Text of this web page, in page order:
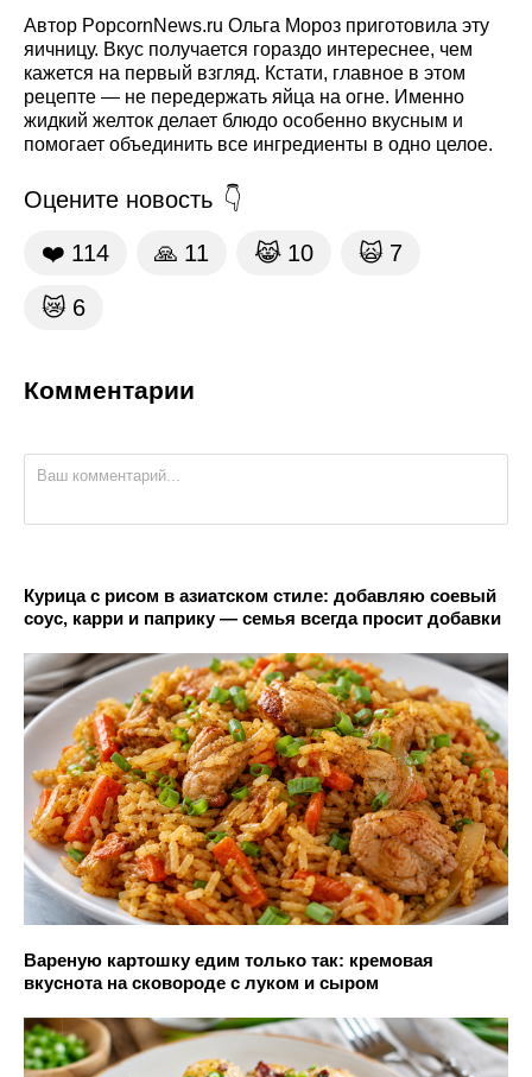
Автор PopcornNews.ru Ольга Мороз приготовила эту
яичницу. Вкус получается гораздо интереснее, чем
кажется на первый взгляд. Кстати, главное в этом
рецепте — не передержать яйца на огне. Именно
жидкий желток делает блюдо особенно вкусным и
помогает объединить все ингредиенты в одно целое.
Оцените новость
❤️ 114 🙏 11 😹 10 🙀 7
😿 6
Комментарии
Курица с рисом в азиатском стиле: добавляю соевый
соус, карри и паприку — семья всегда просит добавки
Вареную картошку едим только так: кремовая
вкуснота на сковороде с луком и сыром